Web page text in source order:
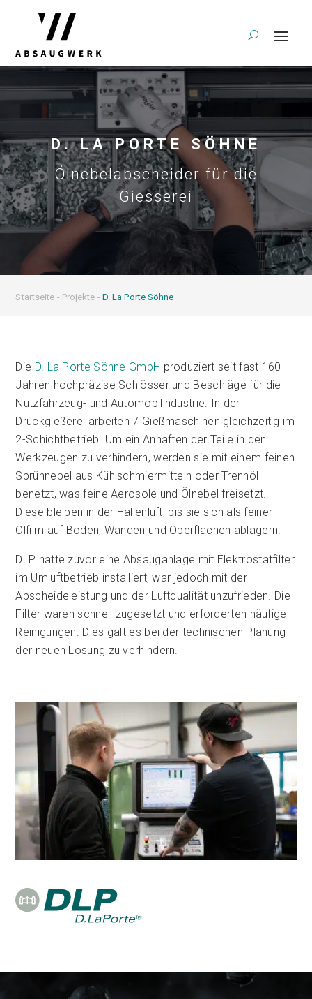
D. LA PORTE SÖHNE
Ölnebelabscheider für die
Giesserei
Startseite - Projekte - D. La Porte Söhne
Die D. La Porte Söhne GmbH produziert seit fast 160
Jahren hochpräzise Schlösser und Beschläge für die
Nutzfahrzeug- und Automobilindustrie. In der
Druckgießerei arbeiten 7 Gießmaschinen gleichzeitig im
2-Schichtbetrieb. Um ein Anhaften der Teile in den
Werkzeugen zu verhindern, werden sie mit einem feinen
Sprühnebel aus Kühlschmiermitteln oder Trennöl
benetzt, was feine Aerosole und Ölnebel freisetzt.
Diese bleiben in der Hallenluft, bis sie sich als feiner
Ölfilm auf Böden, Wänden und Oberflächen ablagern.
DLP hatte zuvor eine Absauganlage mit Elektrostatfilter
im Umluftbetrieb installiert, war jedoch mit der
Abscheideleistung und der Luftqualität unzufrieden. Die
Filter waren schnell zugesetzt und erforderten häufige
Reinigungen. Dies galt es bei der technischen Planung
der neuen Lösung zu verhindern.